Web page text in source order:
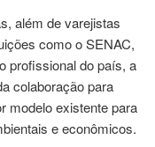
além de varejistas
como o SENAC,
profissional do país, a
colaboração para
modelo existente para
e econômicos.